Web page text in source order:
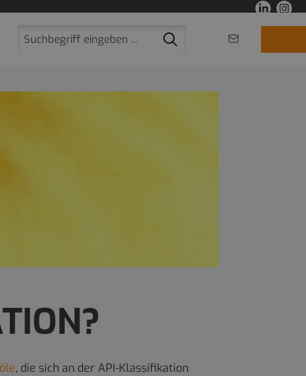
, die sich an der API-Klassifikation